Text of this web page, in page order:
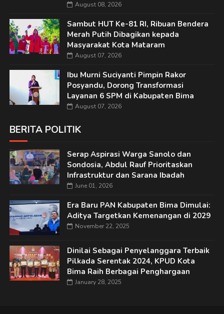
August 08, 2026
Sambut HUT Ke-81 RI, Ribuan Bendera
Merah Putih Dibagikan kepada
Masyarakat Kota Mataram
August 07, 2026
Ibu Murni Suciyanti Pimpin Rakor
Posyandu, Dorong Transformasi
Layanan 6 SPM di Kabupaten Bima
August 07, 2026
BERITA POLITIK
Serap Aspirasi Warga Sanolo dan
Sondosia, Abdul Rauf Prioritaskan
Infrastruktur dan Sarana Ibadah
June 01, 2026
Era Baru PAN Kabupaten Bima Dimulai:
Aditya Targetkan Kemenangan di 2029
November 22, 2025
Dinilai Sebagai Penyelanggara Terbaik
Pilkada Serentak 2024, KPUD Kota
Bima Raih Berbagai Penghargaan
January 28, 2025